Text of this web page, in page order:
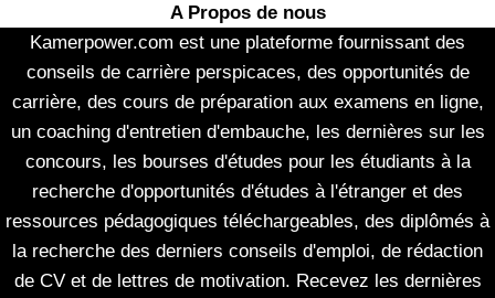
A Propos de nous
Kamerpower.com est une plateforme fournissant des
conseils de carrière perspicaces, des opportunités de
carrière, des cours de préparation aux examens en ligne,
un coaching d'entretien d'embauche, les dernières sur les
concours, les bourses d'études pour les étudiants à la
recherche d'opportunités d'études à l'étranger et des
ressources pédagogiques téléchargeables, des diplômés à
la recherche des derniers conseils d'emploi, de rédaction
de CV et de lettres de motivation. Recevez les dernières